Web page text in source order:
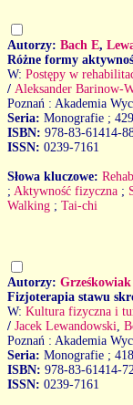
Autorzy: Bach E,
Różne formy
W: Postępy w
/ Aleksander Barinow-
Poznań : Akademia
Seria: Monografie ; 429
ISBN: 978-83-61414-
ISSN: 0239-7161
Słowa kluczowe:
; Aktywność fizyczna ;
Walking ; Tai-chi
Autorzy:
Fizjoterapia stawu
W: Kultura fizyczna i
/ Jacek Lewandowski
Poznań : Akademia
Seria: Monografie ; 418
ISBN: 978-83-61414-
ISSN: 0239-7161